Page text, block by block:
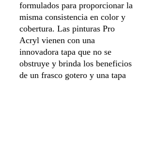
formulados para proporcionar la
misma consistencia en color y
cobertura. Las pinturas Pro
Acryl vienen con una
innovadora tapa que no se
obstruye y brinda los beneficios
de un frasco gotero y una tapa